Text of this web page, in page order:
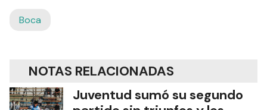
Boca
NOTAS RELACIONADAS
Juventud sumó su segundo